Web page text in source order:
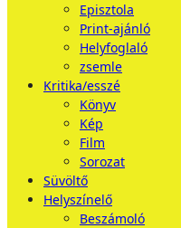
Episztola
Print-ajánló
Helyfoglaló
zsemle
Kritika/esszé
Könyv
Kép
Film
Sorozat
Süvöltő
Helyszínelő
Beszámoló